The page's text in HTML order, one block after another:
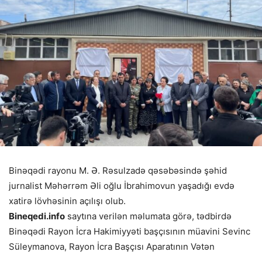
Binəqədi rayonu M. Ə. Rəsulzadə qəsəbəsində şəhid
jurnalist Məhərrəm Əli oğlu İbrahimovun yaşadığı evdə
xatirə lövhəsinin açılışı olub.
Bineqedi.info saytına verilən məlumata görə, tədbirdə
Binəqədi Rayon İcra Hakimiyyəti başçısının müavini Sevinc
Süleymanova, Rayon İcra Başçısı Aparatının Vətən